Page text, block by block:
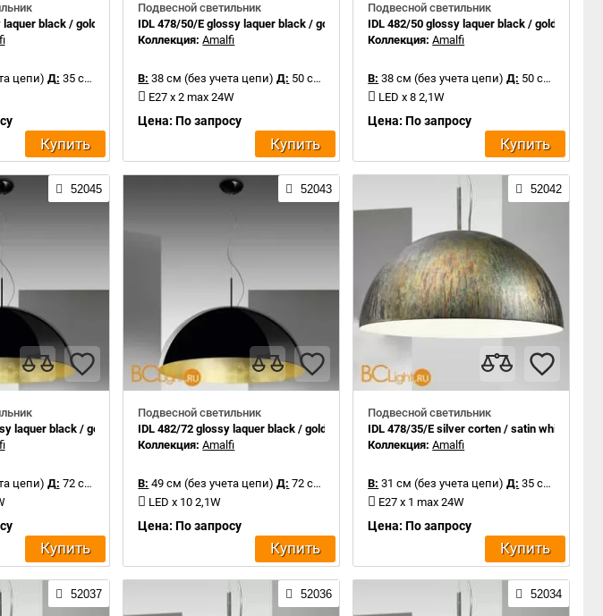
laquer black / gold leaf inside
цепи) Д: 35 см
Купить
Подвесной светильник
IDL 478/50/E glossy laquer black / gold leaf inside
Коллекция:Amalfi
В: 38 см (без учета цепи) Д: 50 см
E27 x 2 max 24W
Цена: По запросу
Купить
Подвесной светильник
IDL 482/50 glossy laquer black / gold leaf
Коллекция:Amalfi
В: 38 см (без учета цепи) Д: 50 см
LED x 8 2,1W
Цена: По запросу
Купить
52045
laquer black / gold leaf inside
цепи) Д: 72 см
Купить
52043
Подвесной светильник
IDL 482/72 glossy laquer black / gold leaf inside
Коллекция:Amalfi
В: 49 см (без учета цепи) Д: 72 см
LED x 10 2,1W
Цена: По запросу
Купить
52042
Подвесной светильник
IDL 478/35/E silver corten / satin white inside
Коллекция:Amalfi
В: 31 см (без учета цепи) Д: 35 см
E27 x 1 max 24W
Цена: По запросу
Купить
52037 52036 52034